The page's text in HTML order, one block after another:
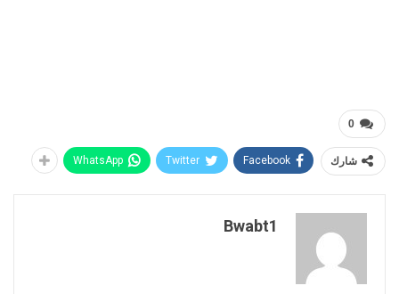
0
شارك Facebook
Twitter
WhatsApp
Bwabt1